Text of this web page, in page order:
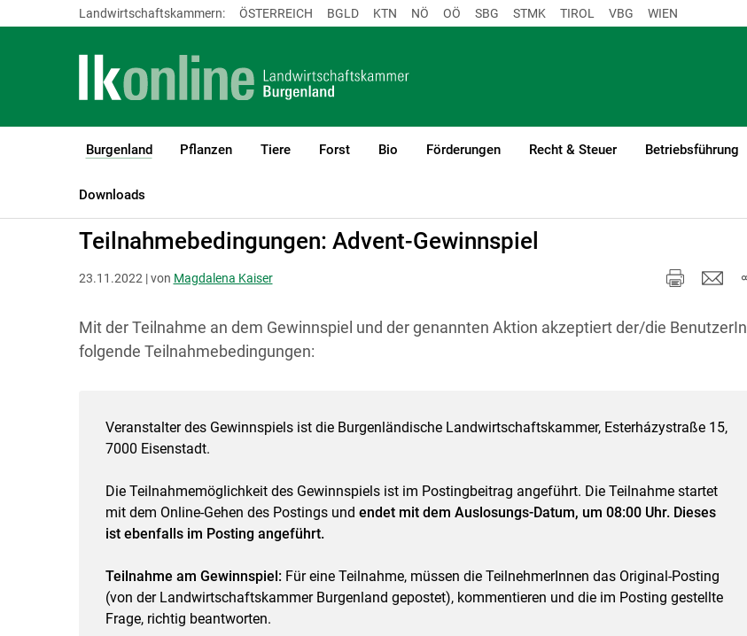
Landwirtschaftskammern: ÖSTERREICH BGLD KTN NÖ OÖ SBG STMK TIROL VBG WIEN
Burgenland
(current)1
Pflanzen Tiere Forst Bio Förderungen Recht & Steuer Betriebsführung
Downloads
LK Burgenland
Teilnahmebedingungen: Advent-Gewinnspiel
23.11.2022 | von Magdalena Kaiser
Mit der Teilnahme an dem Gewinnspiel und der genannten Aktion akzeptiert der/die BenutzerIn
folgende Teilnahmebedingungen:
Veranstalter des Gewinnspiels ist die Burgenländische Landwirtschaftskammer, Esterházystraße 15,
7000 Eisenstadt.
Die Teilnahmemöglichkeit des Gewinnspiels ist im Postingbeitrag angeführt. Die Teilnahme startet
mit dem Online-Gehen des Postings und endet mit dem Auslosungs-Datum, um 08:00 Uhr. Dieses
ist ebenfalls im Posting angeführt.
Teilnahme am Gewinnspiel: Für eine Teilnahme, müssen die TeilnehmerInnen das Original-Posting
(von der Landwirtschaftskammer Burgenland gepostet), kommentieren und die im Posting gestellte
Frage, richtig beantworten.